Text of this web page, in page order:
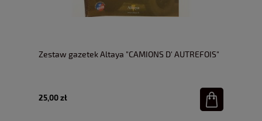
Zestaw gazetek Altaya "CAMIONS D' AUTREFOIS"
25,00 zł